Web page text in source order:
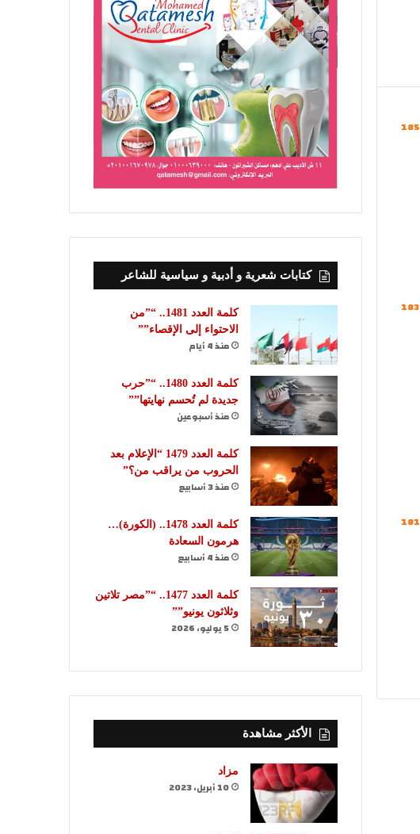
185
183
181
كتابات شعرية و أدبية و سياسية للشاعر
كلمة العدد 1481.. “”من
الاحتواء إلى الإقصاء””
منذ 4 أيام
كلمة العدد 1480.. “”حرب
جديدة لم تُحسم نهايتها””
منذ أسبوعين
كلمة العدد 1479 “الإعلام بعد
الحروب من يراقب من؟”
منذ 3 أسابيع
كلمة العدد 1478.. (الكورة)…
هرمون السعادة
منذ 4 أسابيع
كلمة العدد 1477.. “”مصر تلاتين
وثلاثون يونيو””
5 يوليو، 2026
الأكثر مشاهدة
مزاد
10 أبريل، 2023